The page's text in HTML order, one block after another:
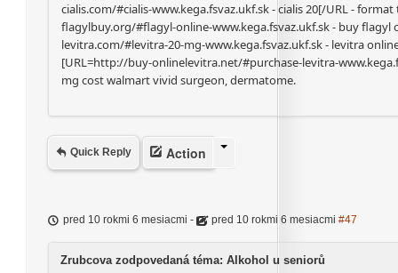
cialis.com/#cialis-www.kega.fsvaz.ukf.sk - cialis 20[/URL -
flagylbuy.org/#flagyl-online-www.kega.fsvaz.ukf.sk - buy flagyl
levitra.com/#levitra-20-mg-www.kega.fsvaz.ukf.sk - levitra
[URL=http://buy-onlinelevitra.net/#purchase-levitra-
mg cost walmart vivid surgeon, dermatome.
Quick Reply Action
pred 10 rokmi 6 mesiacmi - pred 10 rokmi 6 mesiacmi #47
Zrubcova zodpovedaná téma: Alkohol u seniorů